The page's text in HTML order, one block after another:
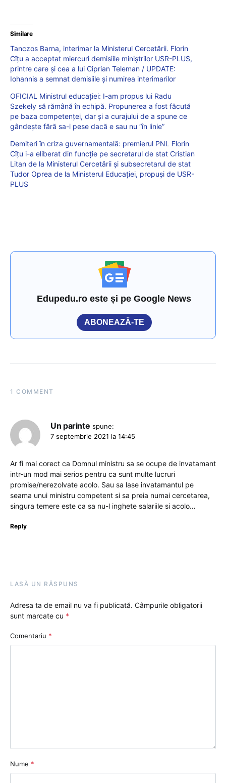
Similare
Tanczos Barna, interimar la Ministerul Cercetării. Florin
Cîțu a acceptat miercuri demisiile miniștrilor USR-PLUS,
printre care și cea a lui Ciprian Teleman / UPDATE:
Iohannis a semnat demisiile și numirea interimarilor
OFICIAL Ministrul educației: I-am propus lui Radu
Szekely să rămână în echipă. Propunerea a fost făcută
pe baza competenței, dar și a curajului de a spune ce
gândește fără sa-i pese dacă e sau nu “în linie”
Demiteri în criza guvernamentală: premierul PNL Florin
Cîțu i-a eliberat din funcție pe secretarul de stat Cristian
Litan de la Ministerul Cercetării și subsecretarul de stat
Tudor Oprea de la Ministerul Educației, propuși de USR-
PLUS
Edupedu.ro este și pe Google News
ABONEAZĂ-TE
1 COMMENT
Un parinte spune:
7 septembrie 2021 la 14:45
Ar fi mai corect ca Domnul ministru sa se ocupe de invatamant
intr-un mod mai serios pentru ca sunt multe lucruri
promise/nerezolvate acolo. Sau sa lase invatamantul pe
seama unui ministru competent si sa preia numai cercetarea,
singura temere este ca sa nu-l inghete salariile si acolo…
Reply
LASĂ UN RĂSPUNS
Adresa ta de email nu va fi publicată. Câmpurile obligatorii
sunt marcate cu *
Comentariu *
Nume *